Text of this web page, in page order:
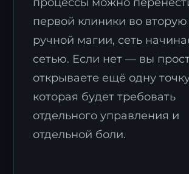
первой клиники во вторую
ручной магии, сеть
сетью. Если нет — вы
открываете ещё одну
которая будет требовать
отдельного управления и
отдельной боли.